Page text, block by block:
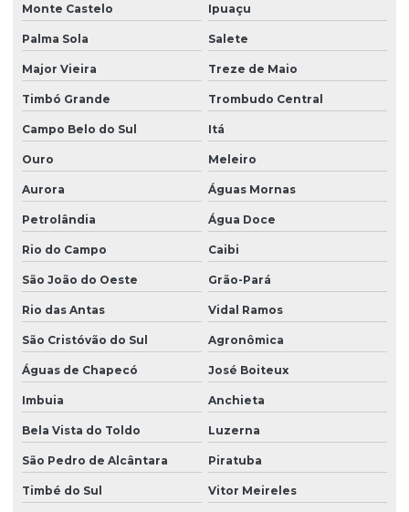
Monte Castelo Ipuaçu
Palma Sola Salete
Major Vieira Treze de Maio
Timbó Grande Trombudo Central
Campo Belo do Sul Itá
Ouro Meleiro
Aurora Águas Mornas
Petrolândia Água Doce
Rio do Campo Caibi
São João do Oeste Grão-Pará
Rio das Antas Vidal Ramos
São Cristóvão do Sul Agronômica
Águas de Chapecó José Boiteux
Imbuia Anchieta
Bela Vista do Toldo Luzerna
São Pedro de Alcântara Piratuba
Timbé do Sul Vitor Meireles